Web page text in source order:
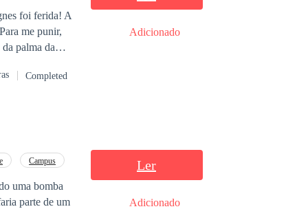
ideal deles. O
de
trás, com um
foi ferida! A
me punir,
palma da
por
Completed
Adicionado
Campus
uma bomba
parte de um
Ler
Adicionado